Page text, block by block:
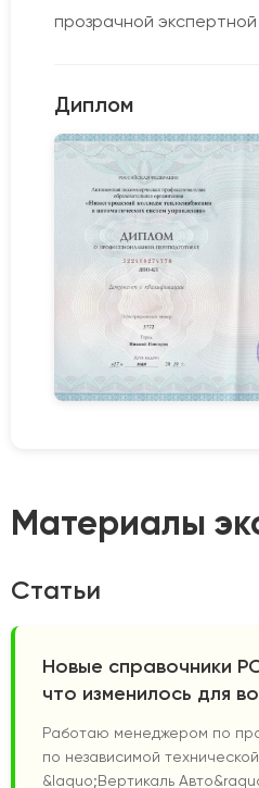
прозрачной
Диплом
Материалы
Статьи
Новые справочники
что изменилось для
Работаю менеджером по
по независимой
&laquo;Вертикаль